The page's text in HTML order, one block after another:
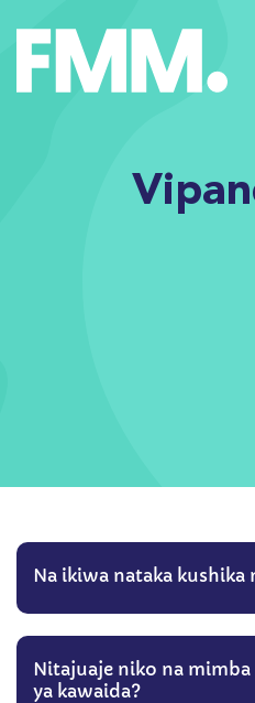
Na ikiwa nataka kushika
Nitajuaje niko na
ya kawaida?